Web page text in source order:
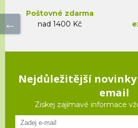
Poštovné zdarma
nad 1400 Kč
Nejdůležitější
email
Ziskej zajímavé informace